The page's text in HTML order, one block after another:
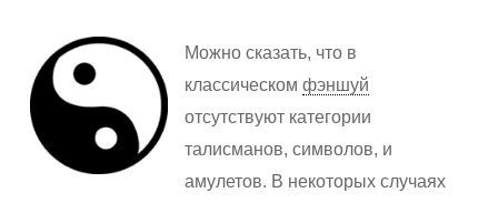
Можно сказать, что в
классическом фэншуй
отсутствуют категории
талисманов, символов, и
амулетов. В некоторых случаях